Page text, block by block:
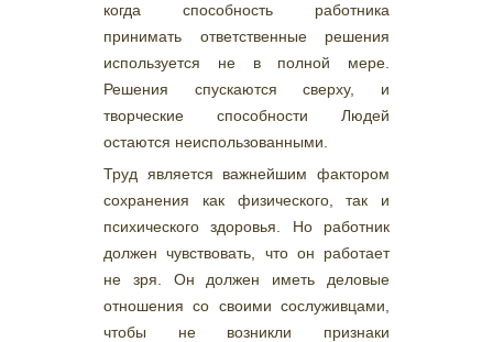
когда способность работника
принимать ответственные решения
используется не в полной мере.
Решения спускаются сверху, и
творческие способности Людей
остаются неиспользованными.
Труд является важнейшим фактором
сохранения как физического, так и
психического здоровья. Но работник
должен чувствовать, что он работает
не зря. Он должен иметь деловые
отношения со своими сослуживцами,
чтобы не возникли признаки